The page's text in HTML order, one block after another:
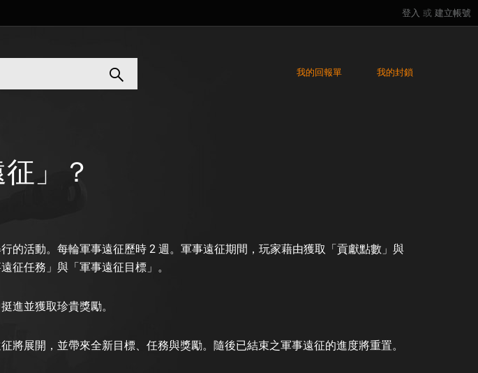
登入 或 建立帳號
我的回報單 我的封鎖
」？
的活動。每輪軍事遠征歷時 2 週。軍事遠征期間，玩家藉由獲取「貢獻點數」與
征任務」與「軍事遠征目標」。
進並獲取珍貴獎勵。
將展開，並帶來全新目標、任務與獎勵。隨後已結束之軍事遠征的進度將重置。